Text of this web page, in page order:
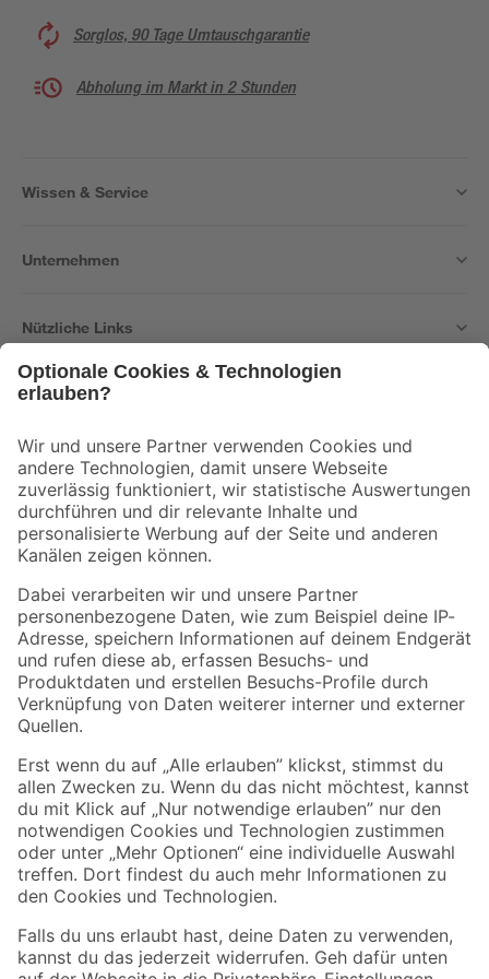
Sorglos, 90 Tage Umtauschgarantie
Abholung im Markt in 2 Stunden
Wissen & Service
Unternehmen
Nützliche Links
Der toom Newsletter: Keine Angebote und Aktionen mehr verpassen!
Zur Newsletter Anmeldung
Folge uns
Zahlungsarten Versandarten
Sicher einkaufen
Jetzt die toom-App herunterladen
Alle Preisangaben in EUR inkl. gesetzl. MwSt.. Die dargestellten Angebote sind unter